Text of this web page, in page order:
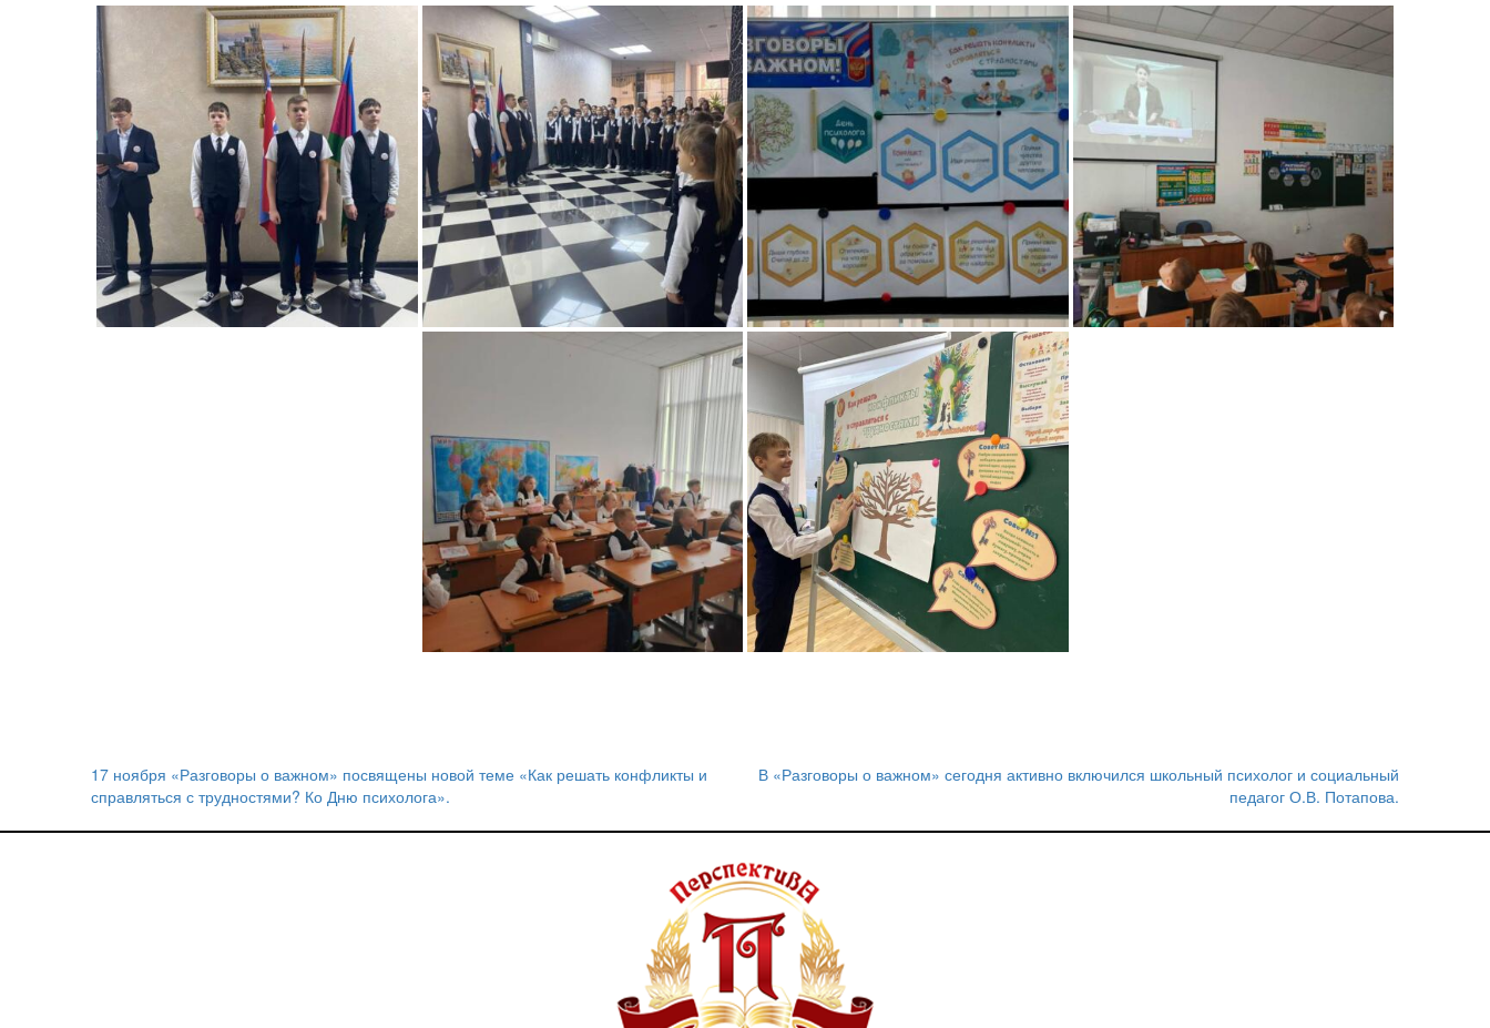
Навигация
по
17 ноября «Разговоры о важном» посвящены новой теме «Как решать конфликты и
справляться с трудностями? Ко Дню психолога».
В «Разговоры о важном» сегодня активно включился школьный психолог и социальный
педагог О.В. Потапова.